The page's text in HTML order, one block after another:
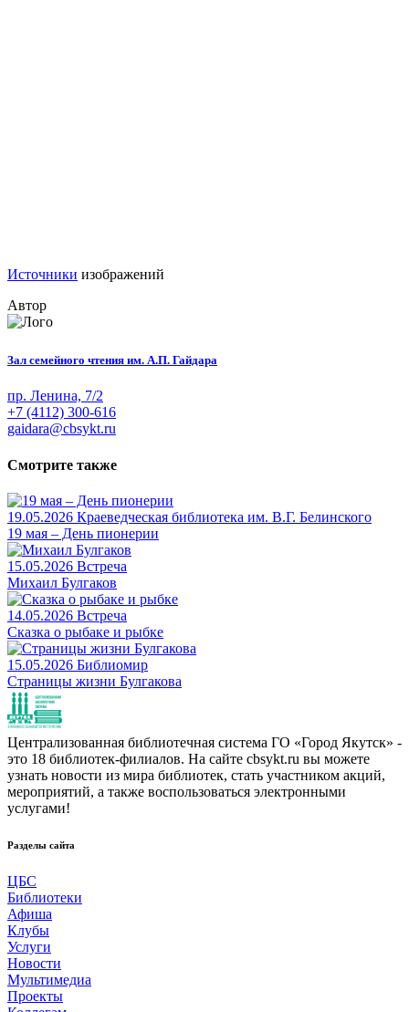
Источники изображений
Автор
Зал семейного чтения им. А.П. Гайдара
пр. Ленина, 7/2
+7 (4112) 300-616
gaidara@cbsykt.ru
Смотрите также
19.05.2026 Краеведческая библиотека им. В.Г. Белинского
19 мая – День пионерии
15.05.2026 Встреча
Михаил Булгаков
14.05.2026 Встреча
Сказка о рыбаке и рыбке
15.05.2026 Библиомир
Страницы жизни Булгакова
Централизованная библиотечная система ГО «Город Якутск» -
это 18 библиотек-филиалов. На сайте cbsykt.ru вы можете
узнать новости из мира библиотек, стать участником акций,
мероприятий, а также воспользоваться электронными
услугами!
Разделы сайта
ЦБС
Библиотеки
Афиша
Клубы
Услуги
Новости
Мультимедиа
Проекты